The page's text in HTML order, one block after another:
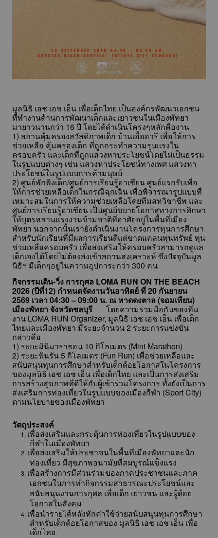
มูลนิธิ เอช เอช เอ็น เพื่อเด็กไทย เป็นองค์กรพัฒนาเอกชน
ที่ทำงานด้านการพัฒนาเด็กและเยาวชนในเมืองพัทยา
มายาวนานกว่า 16 ปี โดยได้ดำเนินโครงๆหลักคืองาน
1) สถานคุ้มครองสวัสดิภาพเด็ก บ้านเอื้ออารี เพื่อให้การ
ช่วยเหลือ คุ้มครองเด็ก ที่ถูกกระทำความรุนแรงใน
ครอบครัว และเด็กที่ถูกแสวงหาประโยชน์โดยไม่เป็นธรรม
ในรูปแบบต่างๆ เช่น แสวงหาประโยชน์ทางเพศ แสวงหา
ประโยชน์ในรูปแบบการค้ามนุษย์
2) ศูนย์พักพิงเด็ก/ศูนย์การเรียนรู้อาเซียน ศูนย์แรกรับเพื่อ
ให้การช่วยเหลือเด็กในกรณีฉุกเฉิน เพื่อพิจารณารูปแบบที่
เหมาะสมในการให้ความช่วยเหลือโดยทีมสหวิชาชีพ และ
ศูนย์การเรียนรู้อาเซียน เป็นศูนย์ขยายโอกาสทางการศึกษา
ให้บุตรหลานแรงงานข้ามชาติที่อาศัยอยู่ในพื้นที่เมือง
พัทยา นอกจากนั้นเรายังดำเนินงานโครงการทุนการศึกษา
สำหรับนักเรียนที่มีผลการเรียนดีแต่ขาดแคลนทุนทรัพย์ ทุน
ช่วยเหลือครอบครัว เพื่อส่งเสริมให้ครอบครัวสามารถดูแล
เด็กเองได้โดยไม่ต้องส่งเข้าสถานสงเคราะห์ ซึ่งปัจจุบันมูล
นิธิฯ มีเด็กๆอยู่ในความอุปการะกว่า 300 คน
กิจกรรมเดิน-วิ่ง การกุศล LOMA RUN ON THE BEACH
2026 (ปีที่12) กำหนดจัดงานวันอาทิตย์ ที่ 20 กันยายน
2569 เวลา 04:30 – 09:00 น. ณ หาดดงตาล (จอมเทียน)
เมืองพัทยา จังหวัดชลบุรี โดยความร่วมมือกันของทีม
งาน LOMA RUN Organizer, มูลนิธิ เอช เอช เอ็น เพื่อเด็ก
ไทยและเมืองพัทยา มีระยะจำนวน 2 ระยะการแข่งขัน
กล่าวคือ
1) ระยะมินิมาราธอน 10 กิโลเมตร (Mini Marathon)
2) ระยะฟันรัน 5 กิโลเมตร (Fun Run) เพื่อช่วยเหลือและ
สนับสนุนทุนการศึกษาสำหรับเด็กด้อยโอกาสในโครงการ
ของมูลนิธิ เอช เอช เอ็น เพื่อเด็กไทย และเป็นการส่งเสริม
การสร้างสุขภาพที่ดีให้กับผู้เข้าร่วมโครงการ ทั้งยังเป็นการ
ส่งเสริมการท่องเที่ยวในรูปแบบของเมืองกีฬา (Sport City)
ตามนโยบายของเมืองพัทยา
วัตถุประสงค์
1. เพื่อส่งเสริมและกระตุ้นการท่องเที่ยวในรูปแบบของ
กีฬาในเมืองพัทยา
2. เพื่อส่งเสริมให้ประชาชนในพื้นที่เมืองพัทยาและนัก
ท่องเที่ยว มีสุขภาพอนามัยที่สมบูรณ์แข็งแรง
3. เพื่อสร้างการมีส่วนร่วมของภาคประชาชนและภาค
เอกชนในการทำกิจกรรมสาธารณะประโยชน์และ
สนับสนุนงานการกุศล เพื่อเด็ก เยาวชน และผู้ด้อย
โอกาสในสังคม
4. เพื่อนำรายได้หลังหักค่าใช้จ่ายสนับสนุนทุนการศึกษา
สำหรับเด็กด้อยโอกาสของ มูลนิธิ เอช เอช เอ็น เพื่อ
เด็กไทย